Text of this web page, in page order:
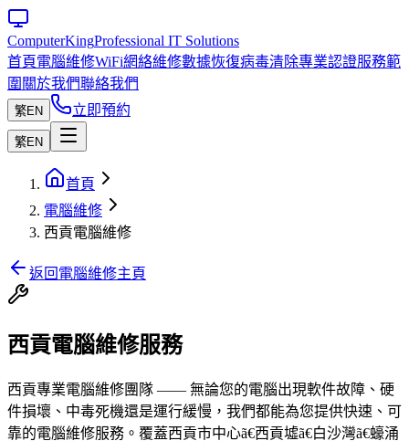
ComputerKingProfessional IT Solutions
首頁電腦維修WiFi網絡維修數據恢復病毒清除專業認證服務範
圍 關於我們聯絡我們
繁EN 立即預約
繁EN
首頁
電腦維修
西貢電腦維修
返回電腦維修主頁
西貢電腦維修服務
西貢專業電腦維修團隊 —— 無論您的電腦出現軟件故障、硬
件損壞、中毒死機還是運行緩慢，我們都能為您提供快速、可
靠的電腦維修服務。覆蓋西貢市中心ã€西貢墟ã€白沙灣ã€蠔涌